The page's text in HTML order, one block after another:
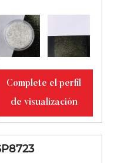
100-1500
100-1500
100-1500
Complete el perfil
de visualización